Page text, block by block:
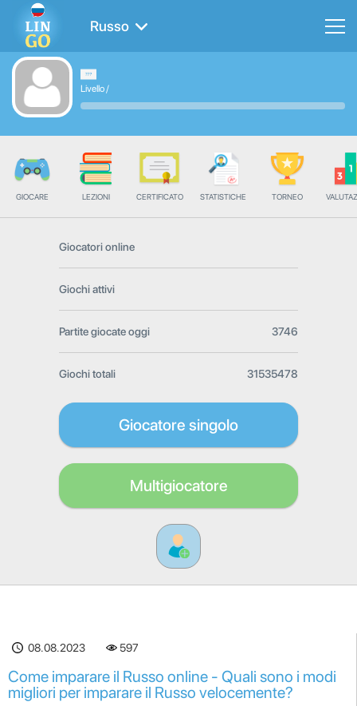
Russo
Livello/
GIOCARE LEZIONI CERTIFICATO STATISTICHE TORNEO
Giocatori online
Giochi attivi
Partite giocate oggi 3746
Giochi totali 31535478
Giocatore singolo
Multigiocatore
08.08.2023 597
Come imparare il Russo online - Quali sono i modi
migliori per imparare il Russo velocemente?